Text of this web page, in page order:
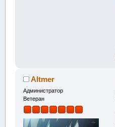
Altmer
Администратор
Ветеран